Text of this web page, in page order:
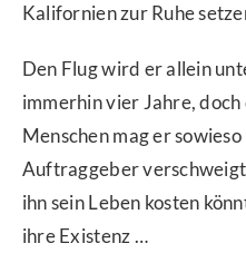
Kalifornien zur Ruhe
Den Flug wird er allein
immerhin vier Jahre, doch
Menschen mag er
Auftraggeber
ihn sein Leben kosten
ihre Existenz …